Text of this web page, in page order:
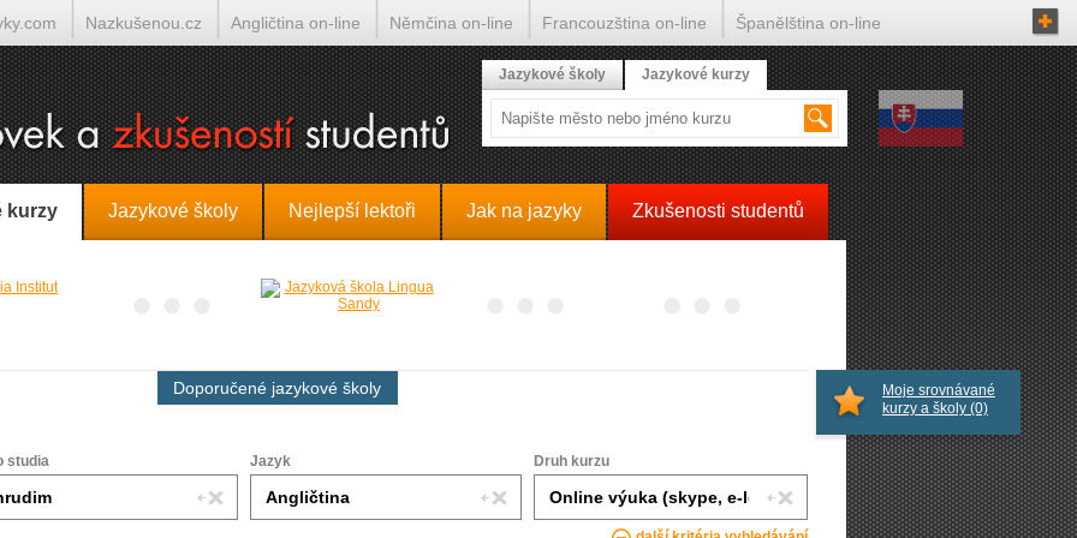
kurzy Jazykové školy Nejlepší lektoři Jak na jazyky Zkušenosti studentů
Doporučené jazykové školy
studia Jazyk Druh kurzu
Moje srovnávané
kurzy a školy (0)
Jazykové školy Jazykové kurzy
Nazkušenou.cz Angličtina on-line Němčina on-line Francouzština on-line Španělština on-line